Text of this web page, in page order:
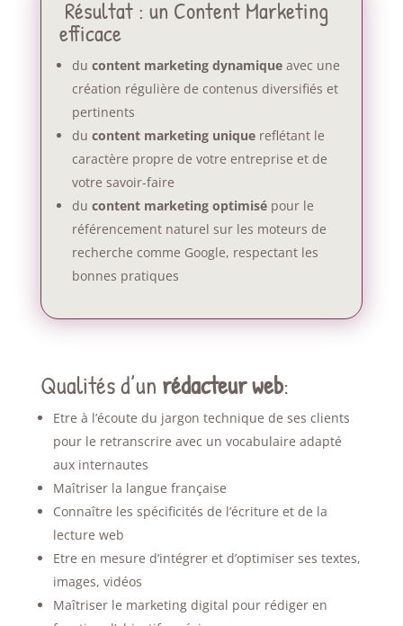
Résultat : un Content Marketing
efficace
du content marketing dynamiqueavec une
création régulière de contenus diversifiés et
pertinents
du content marketing unique reflétant le
caractère propre de votre entreprise et de
votre savoir-faire
du content marketing optimisépour le
référencement naturel sur les moteurs de
recherche comme Google, respectant les
bonnes pratiques
Qualités d’un rédacteur web:
Etre à l’écoute du jargon technique de ses clients
pour le retranscrire avec un vocabulaire adapté
aux internautes
Maîtriser la langue française
Connaître les spécificités de l’écriture et de la
lecture web
Etre en mesure d’intégrer et d’optimiser ses textes,
images, vidéos
Maîtriser le marketing digital pour rédiger en